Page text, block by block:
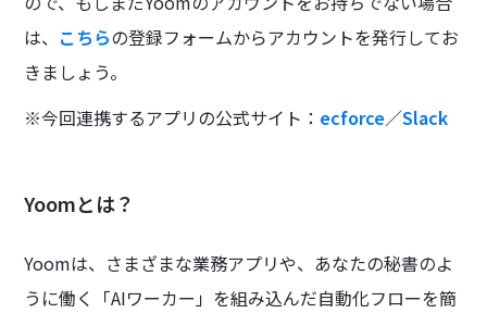
は、 こちらの登録フォームからアカウントを発行してお
きましょう。
※今回連携するアプリの公式サイト： ecforce／Slack
Yoomとは？
Yoomは、さまざまな業務アプリや、あなたの秘書のよ
うに働く「AIワーカー」を組み込んだ自動化フローを簡